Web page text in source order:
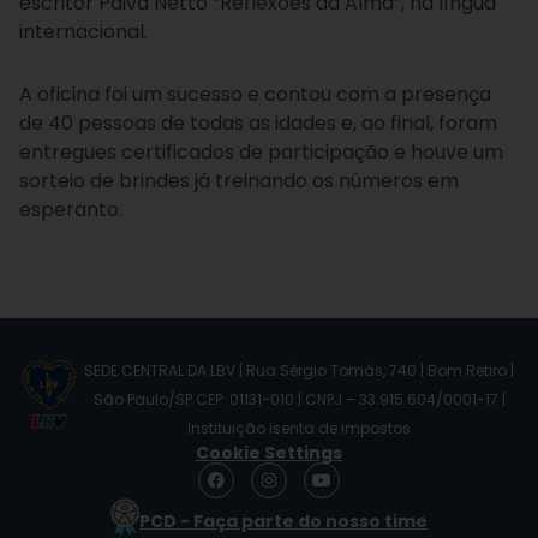
internacional.
A oficina foi um sucesso e contou com a presença
de 40 pessoas de todas as idades e, ao final, foram
entregues certificados de participação e houve um
sorteio de brindes já treinando os números em
esperanto.
SEDE CENTRAL DA LBV | Rua Sérgio Tomás, 740 | Bom Retiro |
São Paulo/SP CEP: 01131-010 | CNPJ – 33.915.604/0001-17 |
Instituição isenta de impostos
Cookie Settings
F
a
e
I
n
s
t
Y
o
t
PCD - Faça parte do nosso time